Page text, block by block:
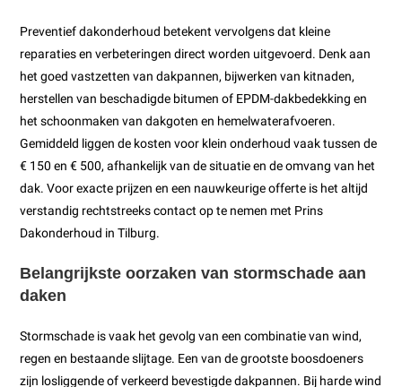
Preventief dakonderhoud betekent vervolgens dat kleine
reparaties en verbeteringen direct worden uitgevoerd. Denk aan
het goed vastzetten van dakpannen, bijwerken van kitnaden,
herstellen van beschadigde bitumen of EPDM-dakbedekking en
het schoonmaken van dakgoten en hemelwaterafvoeren.
Gemiddeld liggen de kosten voor klein onderhoud vaak tussen de
€ 150 en € 500, afhankelijk van de situatie en de omvang van het
dak. Voor exacte prijzen en een nauwkeurige offerte is het altijd
verstandig rechtstreeks contact op te nemen met Prins
Dakonderhoud in Tilburg.
Belangrijkste oorzaken van stormschade aan
daken
Stormschade is vaak het gevolg van een combinatie van wind,
regen en bestaande slijtage. Een van de grootste boosdoeners
zijn losliggende of verkeerd bevestigde dakpannen. Bij harde wind